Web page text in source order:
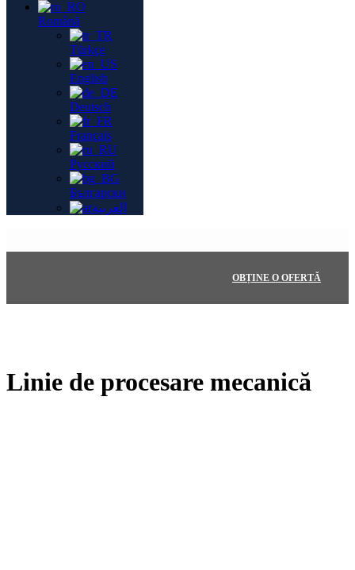
Română
Türkçe
English
Deutsch
Français
Русский
Български
العربية
OBȚINE O OFERTĂ
Linie de procesare mecanică